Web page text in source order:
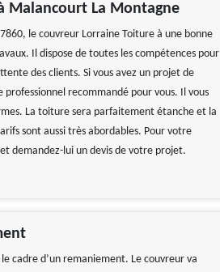
Malancourt La Montagne
le couvreur Lorraine Toiture à une bonne
Il dispose de toutes les compétences pour
des clients. Si vous avez un projet de
recommandé pour vous. Il vous
La toiture sera parfaitement étanche et la
sont aussi très abordables. Pour votre
demandez-lui un devis de votre projet.
cadre d’un remaniement. Le couvreur va